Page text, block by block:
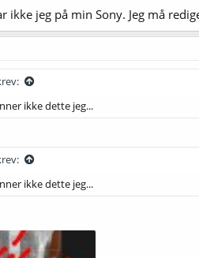
ikke jeg på min Sony. Jeg må
ikke dette jeg...
ikke dette jeg...